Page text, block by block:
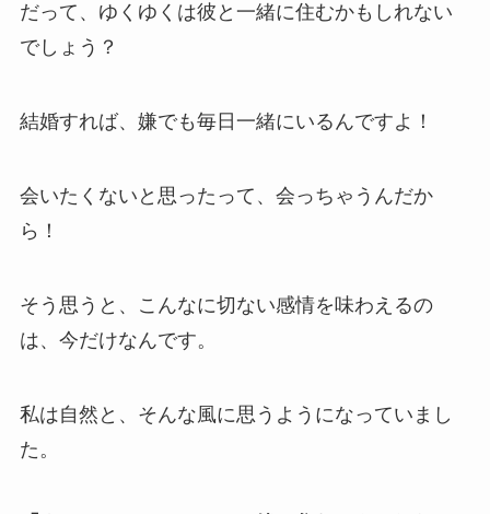
だって、ゆくゆくは彼と一緒に住むかもしれない
でしょう？
結婚すれば、嫌でも毎日一緒にいるんですよ！
会いたくないと思ったって、会っちゃうんだか
ら！
そう思うと、こんなに切ない感情を味わえるの
は、今だけなんです。
私は自然と、そんな風に思うようになっていまし
た。